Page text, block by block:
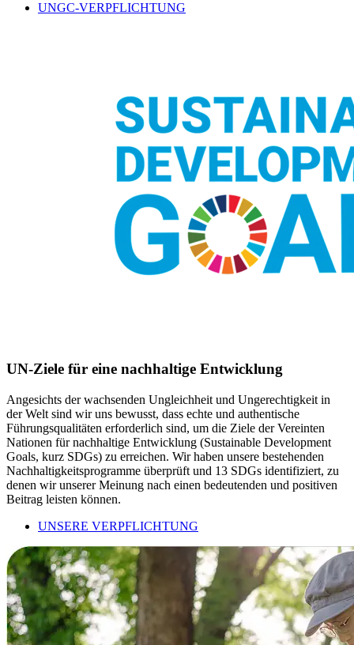
UNGC-VERPFLICHTUNG
UN-Ziele für eine nachhaltige Entwicklung
Angesichts der wachsenden Ungleichheit und Ungerechtigkeit in
der Welt sind wir uns bewusst, dass echte und authentische
Führungsqualitäten erforderlich sind, um die Ziele der Vereinten
Nationen für nachhaltige Entwicklung (Sustainable Development
Goals, kurz SDGs) zu erreichen. Wir haben unsere bestehenden
Nachhaltigkeitsprogramme überprüft und 13 SDGs identifiziert, zu
denen wir unserer Meinung nach einen bedeutenden und positiven
Beitrag leisten können.
UNSERE VERPFLICHTUNG